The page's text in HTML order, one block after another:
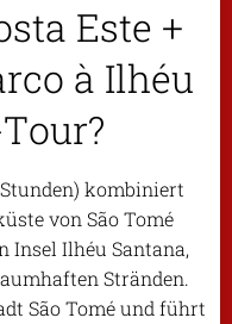
Este +
à Ilhéu
kombiniert
von São Tomé
Insel Ilhéu Santana,
Stränden.
São Tomé und führt